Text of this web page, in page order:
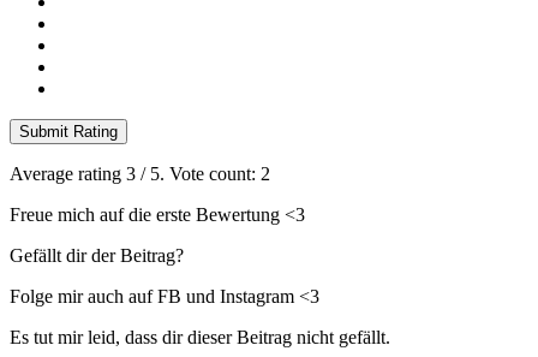
Submit Rating
Average rating 3 / 5. Vote count: 2
Freue mich auf die erste Bewertung <3
Gefällt dir der Beitrag?
Folge mir auch auf FB und Instagram <3
Es tut mir leid, dass dir dieser Beitrag nicht gefällt.